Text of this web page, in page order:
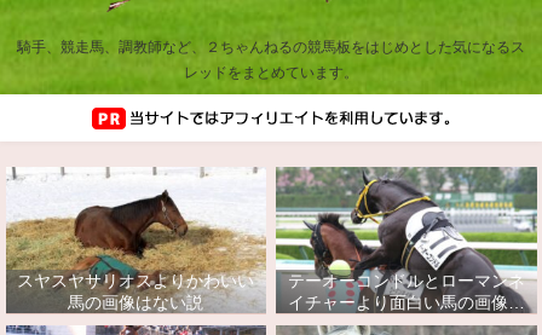
騎手、競走馬、調教師など、２ちゃんねるの競馬板をはじめとした気になるス
レッドをまとめています。
スヤスヤサリオスよりかわいい
馬の画像はない説
テーオーコンドルとローマンネ
イチャーより面白い馬の画像っ
てあるの？